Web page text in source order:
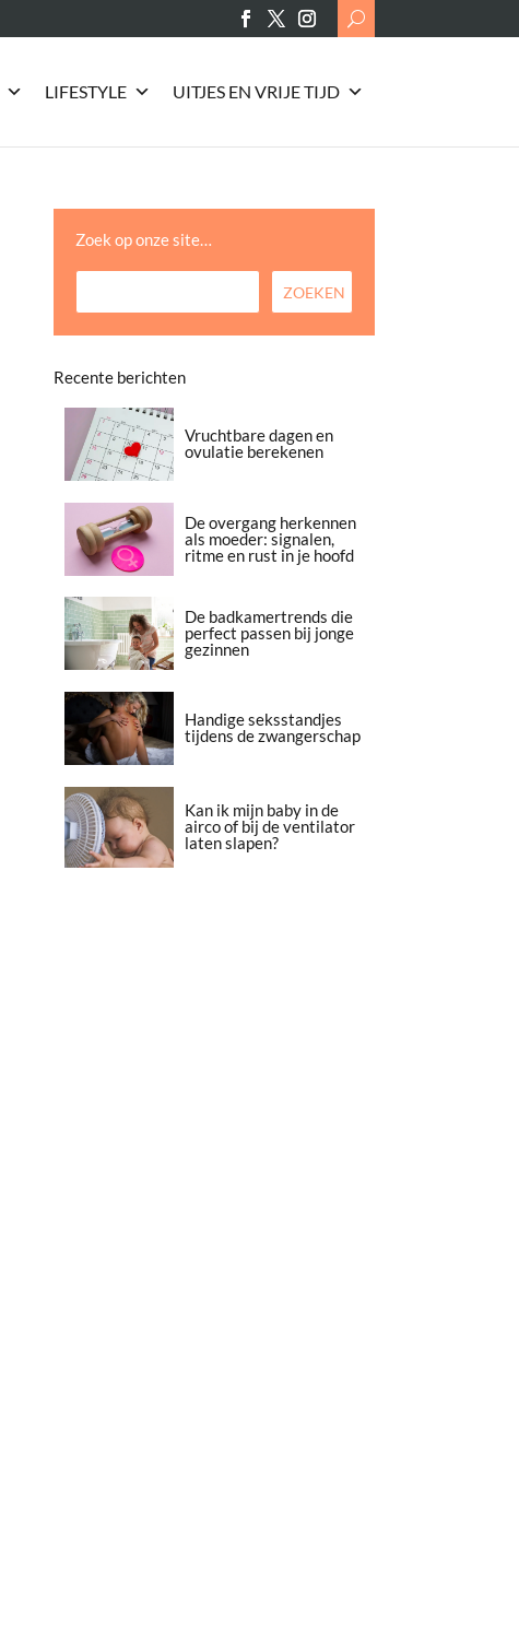
Search
for:
LIFESTYLE UITJES EN VRIJE TIJD
Zoek op onze site…
Recente berichten
Vruchtbare dagen en
ovulatie berekenen
De overgang herkennen
als moeder: signalen,
ritme en rust in je hoofd
De badkamertrends die
perfect passen bij jonge
gezinnen
Handige seksstandjes
tijdens de zwangerschap
Kan ik mijn baby in de
airco of bij de ventilator
laten slapen?